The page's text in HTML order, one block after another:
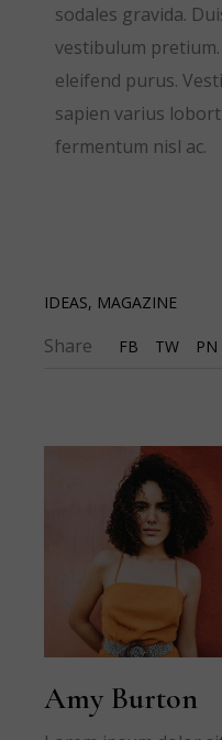
sodales gravida.
vestibulum
eleifend purus.
sapien varius
fermentum nisl ac.
IDEAS, MAGAZINE
Share FB TW PN
Amy Burton